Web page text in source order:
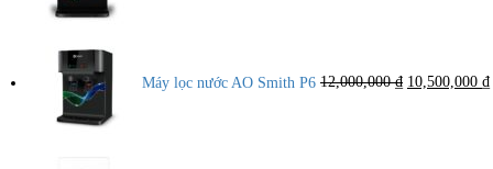
Máy lọc nước AO Smith P6 12,000,000₫ là:
10,500,000 ₫